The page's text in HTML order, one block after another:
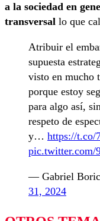
a la sociedad en
transversal lo que
Atribuir el
supuesta
visto en mucho
porque estoy
para algo así,
respeto de
y… https://
— Gabriel
31, 2024